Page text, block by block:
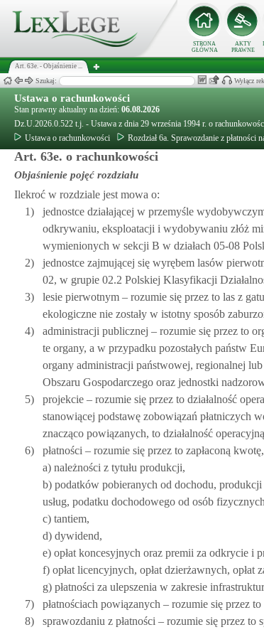
STRONA
GŁÓWNA
AKTY
PRAWNE
Art. 63e. - Objaśnienie ...
Szukaj: Wyłącz
Ustawa o rachunkowości
Stan prawny aktualny na dzień: 06.08.2026
Dz.U.2026.0.522 t.j. - Ustawa z dnia 29 września 1994 r. o
Ustawa o rachunkowości
Rozdział 6a. Sprawozdanie z płatności
Art. 63e. o rachunkowości
Objaśnienie pojęć rozdziału
Ilekroć w rozdziale jest mowa o:
1)
jednostce działającej w przemyśle
odkrywaniu, eksploatacji i wydobywaniu złóż
wymienionych w sekcji B w działach 05-08
2)
jednostce zajmującej się wyrębem lasów
02, w grupie 02.2 Polskiej Klasyfikacji
3)
lesie pierwotnym – rozumie się przez to las z
ekologiczne nie zostały w istotny sposób
4)
administracji publicznej – rozumie się przez to
te organy, a w przypadku pozostałych państw
organy administracji państwowej, regionalnej
Obszaru Gospodarczego oraz jednostki
5)
projekcie – rozumie się przez to działalność
stanowiącej podstawę zobowiązań płatniczych
znacząco powiązanych, to działalność
6)
płatności – rozumie się przez to zapłaconą
a) należności z tytułu produkcji,
b) podatków pobieranych od dochodu,
usług, podatku dochodowego od osób
c) tantiem,
d) dywidend,
e) opłat koncesyjnych oraz premii za odkrycie i
f) opłat licencyjnych, opłat dzierżawnych,
g) płatności za ulepszenia w zakresie
7)
płatnościach powiązanych – rozumie się przez
8)
sprawozdaniu z płatności – rozumie się przez to